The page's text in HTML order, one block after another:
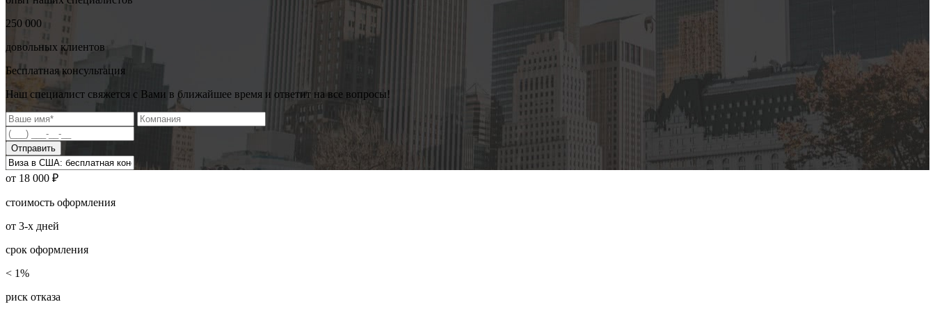
250 000
довольных клиентов
Бесплатная консультация
Наш специалист свяжется с Вами в ближайшее время и ответит на все вопросы!
Отправить
от 18 000 ₽
стоимость оформления
от 3-х дней
срок оформления
< 1%
риск отказа